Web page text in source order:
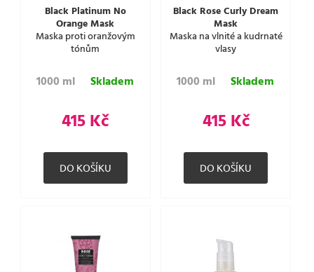
Black Platinum No
Orange Mask
Maska proti oranžovým
tónům
1000 ml Skladem
415 Kč
Black Rose Curly Dream
Mask
Maska na vlnité a kudrnaté
vlasy
1000 ml Skladem
415 Kč